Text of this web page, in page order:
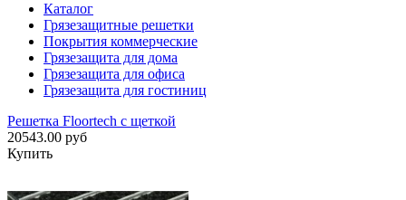
Каталог
Грязезащитные решетки
Покрытия коммерческие
Грязезащита для дома
Грязезащита для офиса
Грязезащита для гостиниц
Решетка Floortech с щеткой
20543.00 руб
Купить